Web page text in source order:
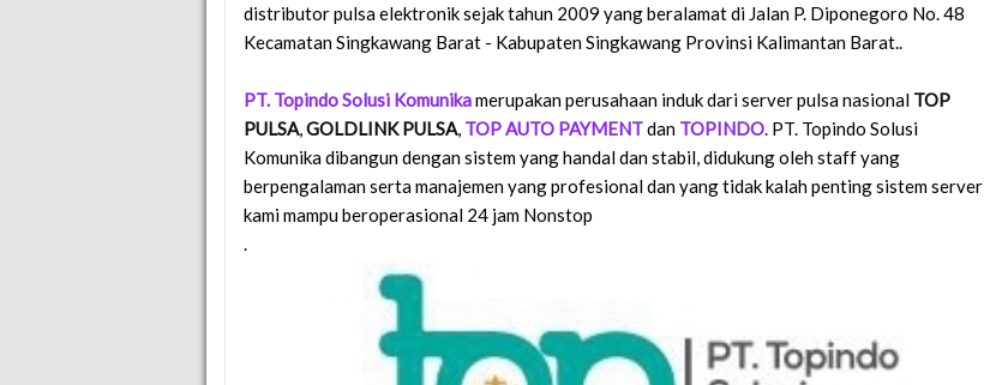
distributor pulsa elektronik sejak tahun 2009 yang beralamat di Jalan P. Diponegoro No. 48
Kecamatan Singkawang Barat - Kabupaten Singkawang Provinsi Kalimantan Barat..
PT. Topindo Solusi Komunikamerupakan perusahaan induk dari server pulsa nasional TOP
PULSA,GOLDLINK PULSA, TOP AUTO PAYMENTdan TOPINDO. PT. Topindo Solusi
Komunika dibangun dengan sistem yang handal dan stabil, didukung oleh staff yang
berpengalaman serta manajemen yang profesional dan yang tidak kalah penting sistem server
kami mampu beroperasional 24 jam Nonstop
.